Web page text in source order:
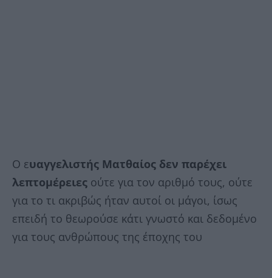
Ο ευαγγελιστής Ματθαίος δεν παρέχει
λεπτομέρειες ούτε για τον αριθμό τους, ούτε
για το τι ακριβώς ήταν αυτοί οι μάγοι, ίσως
επειδή το θεωρούσε κάτι γνωστό και δεδομένο
για τους ανθρώπους της έποχης του